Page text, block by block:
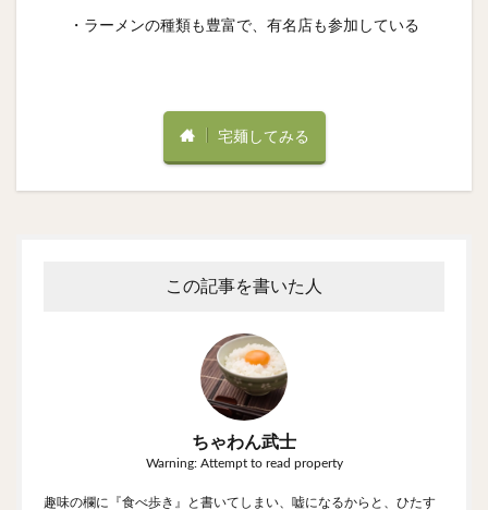
・ラーメンの種類も豊富で、有名店も参加している
宅麺してみる
この記事を書いた人
ちゃわん武士
Warning: Attempt to read property
趣味の欄に『食べ歩き』と書いてしまい、嘘になるからと、ひたす